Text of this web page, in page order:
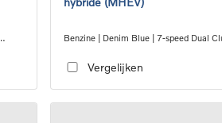
Benzine | Denim Blue | 7-speed Dual
Vergelijken